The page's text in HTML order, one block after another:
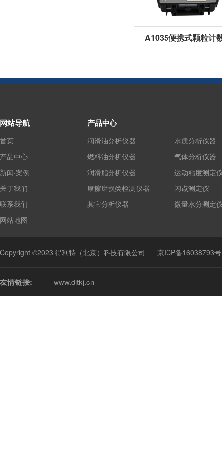
A1035便携式颗粒计
网站导航
首页
产品中心
新闻·案例
关于我们
联系我们
网站地图
产品中心
润滑油分析仪器
燃料油分析仪器
润滑脂分析仪器
摩擦磨损类检测仪器
其它分析仪器
水质分析仪器
气体分析仪器
运动粘度测定
闪点测定仪
微量水分测定
Copyright ©2023 得利特（北京）科技有限公司 京ICP备16038793号
友情链接: www.dltkj.cn